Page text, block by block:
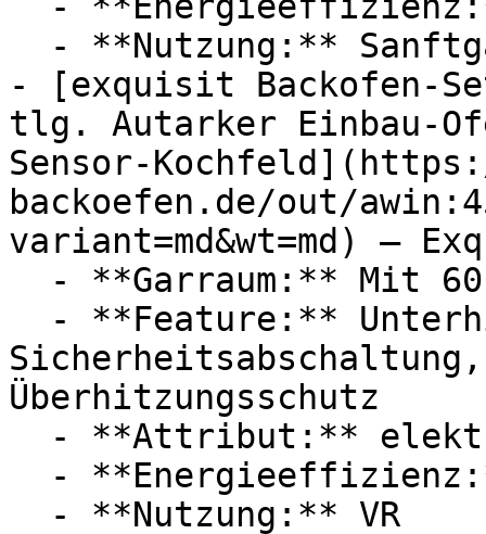
- [exquisit Backofen-
tlg. Autarker Einbau-
Sensor-
backoefen.de/out/
variant=md&wt=md) —
Überhitzungsschutz